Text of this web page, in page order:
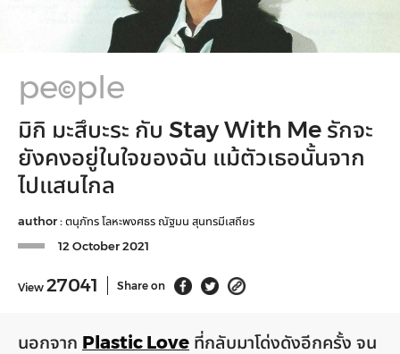
pe©ple
มิกิ มะสึบะระ กับ Stay With Me รักจะ
ยังคงอยู่ในใจของฉัน แม้ตัวเธอนั้นจาก
ไปแสนไกล
author :ตนุภัทร โลหะพงศธร ณัฐมน สุนทรมีเสถียร
12 October 2021
View 27041 Share on
นอกจาก Plastic Love ที่กลับมาโด่งดังอีกครั้ง จน